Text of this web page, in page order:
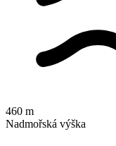
460 m
Nadmořská výška